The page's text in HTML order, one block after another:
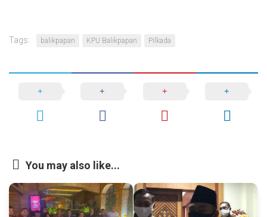
Tags: balikpapan KPU Balikpapan Pilkada
You may also like...